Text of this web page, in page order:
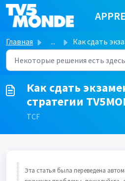
Переход к главному содержимому
Главная ... Как сдать экзамен TCF? Советы и
Как сдать
стратегии
TCF
Эта статья была переведена